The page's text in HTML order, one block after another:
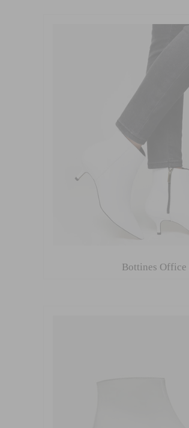
Bottines Office